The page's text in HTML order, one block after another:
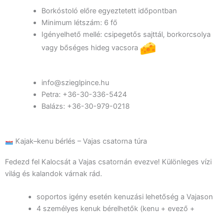
Borkóstoló előre egyeztetett időpontban
Minimum létszám: 6 fő
Igényelhető mellé: csipegetős sajttál, borkorcsolya
vagy bőséges hideg vacsora
info@szieglpince.hu
Petra: +36-30-336-5424
Balázs: +36-30-979-0218
Kajak–kenu bérlés – Vajas csatorna túra
Fedezd fel Kalocsát a Vajas csatornán evezve! Különleges vízi
világ és kalandok várnak rád.
soportos igény esetén kenuzási lehetőség a Vajason
4 személyes kenuk bérelhetők (kenu + evező +